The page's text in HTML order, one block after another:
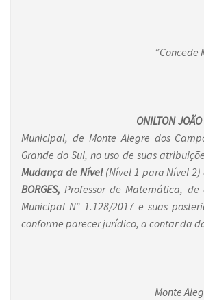
“Concede
ONILTON
Municipal, de Monte Alegre dos
Grande do Sul, no uso de suas
Mudança de Nível (Nível 1 para Nível 2)
BORGES, Professor de Matemática,
Municipal N° 1.128/2017 e suas
conforme parecer jurídico, a contar da
Monte Alegre dos